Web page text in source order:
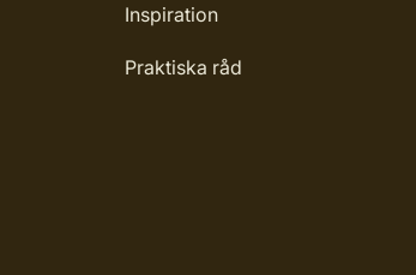
Inspiration
Praktiska råd